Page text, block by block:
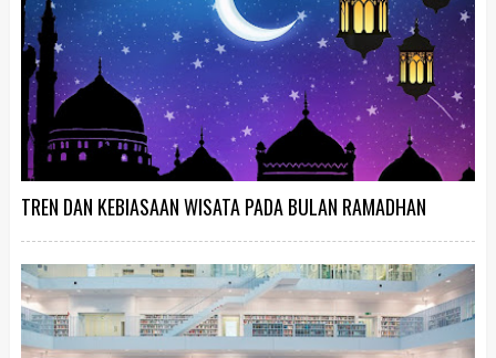
TREN DAN KEBIASAAN WISATA PADA BULAN RAMADHAN